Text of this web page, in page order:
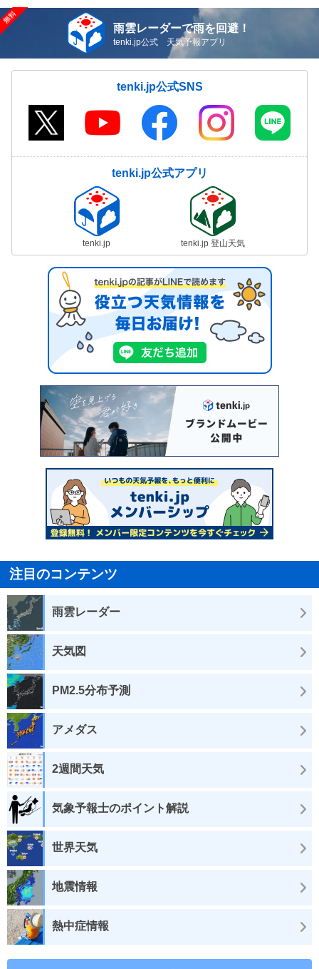
雨雲レーダーで雨を回避！
tenki.jp公式 天気予報アプリ
tenki.jp公式SNS
tenki.jp公式アプリ
tenki.jp tenki.jp 登山天気
注目のコンテンツ
雨雲レーダー
天気図
PM2.5分布予測
アメダス
2週間天気
気象予報士のポイント解説
世界天気
地震情報
熱中症情報